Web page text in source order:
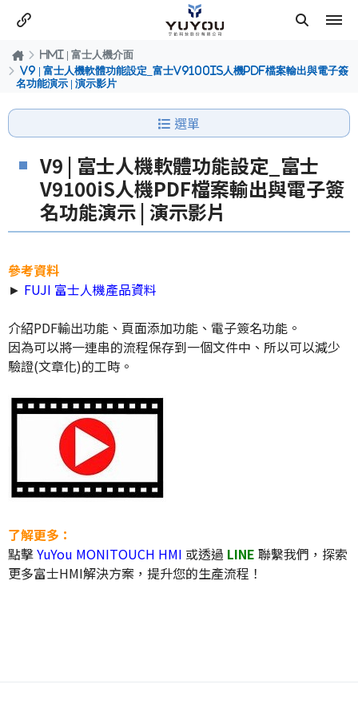
HMI | 富士人機介面
V9 | 富士人機軟體功能設定_富士V9100iS人機PDF檔案輸出與電子簽
名功能演示 | 演示影片
選單
V9 | 富士人機軟體功能設定_富士
V9100iS人機PDF檔案輸出與電子簽
名功能演示 | 演示影片
參考資料
► FUJI 富士人機產品資料
介紹PDF輸出功能、頁面添加功能、電子簽名功能。
因為可以將一連串的流程保存到一個文件中、所以可以減少
驗證(文章化)的工時。
了解更多：
點擊YuYou MONITOUCH HMI 或透過 LINE 聯繫我們，探索
更多富士HMI解決方案，提升您的生產流程！